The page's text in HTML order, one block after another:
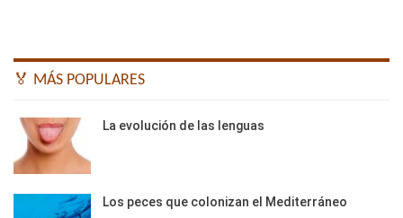
🏅 MÁS POPULARES
La evolución de las lenguas
Los peces que colonizan el Mediterráneo